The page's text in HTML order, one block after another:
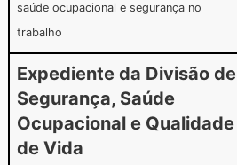
saúde ocupacional e segurança no
trabalho
Expediente da Divisão de
Segurança, Saúde
Ocupacional e Qualidade
de Vida